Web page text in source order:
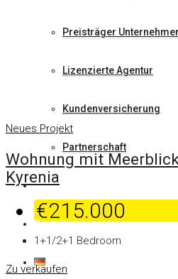
Preisträger
Lizenzierte Agentur
Kundenversicherung
Partnerschaft
Blog
Kontakt
Neues Projekt
Wohnung mit
Kyrenia
€215.000
1+1/2+1 Bedroom
Zu verkaufen